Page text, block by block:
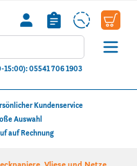
Kundenservice
Auswahl
auf Rechnung
05541 706 1903